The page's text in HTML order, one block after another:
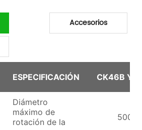
Accesorios